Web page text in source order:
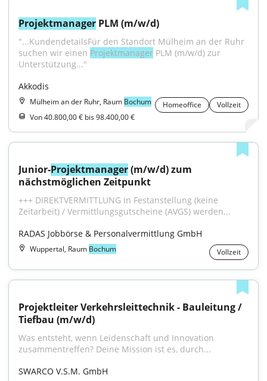
Projektmanager PLM (m/w/d)
"...KundendetailsFür den Standort Mülheim an der Ruhr
suchen wir einen Projektmanager PLM (m/w/d) zur
Unterstützung..."
Akkodis
Mülheim an der Ruhr, Raum Bochum Homeoffice
Vollzeit
Von 40.800,00 € bis 98.400,00 €
Junior-Projektmanager (m/w/d) zum
nächstmöglichen Zeitpunkt
+++ DIREKTVERMITTLUNG in Festanstellung (keine
Zeitarbeit) / Vermittlungsgutscheine (AVGS) werden...
RADAS Jobbörse & Personalvermittlung GmbH
Wuppertal, Raum Bochum Vollzeit
Projektleiter Verkehrsleittechnik - Bauleitung /
Tiefbau (m/w/d)
Was entsteht, wenn Leidenschaft und Innovation
zusammentreffen? Deine Mission ist es, durch...
SWARCO V.S.M. GmbH